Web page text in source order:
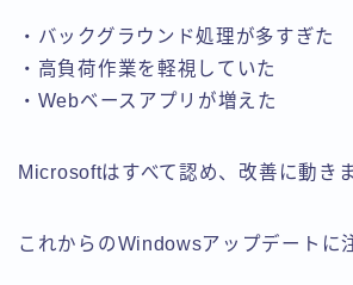
・バックグラウンド処理が多すぎた
・高負荷作業を軽視していた
・Webベースアプリが増えた
Microsoftはすべて認め、改善に動き
これからのWindowsアップデートに